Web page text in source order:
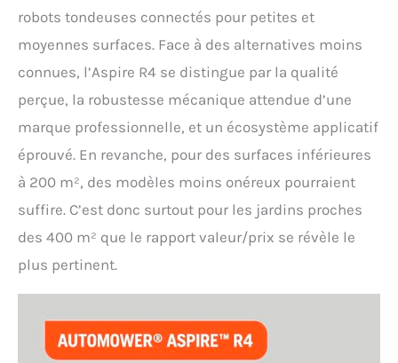
robots tondeuses connectés pour petites et
moyennes surfaces. Face à des alternatives moins
connues, l’Aspire R4 se distingue par la qualité
perçue, la robustesse mécanique attendue d’une
marque professionnelle, et un écosystème applicatif
éprouvé. En revanche, pour des surfaces inférieures
à 200 m², des modèles moins onéreux pourraient
suffire. C’est donc surtout pour les jardins proches
des 400 m² que le rapport valeur/prix se révèle le
plus pertinent.